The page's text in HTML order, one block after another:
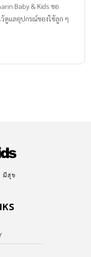
Baby & Kids ขอ
ดูแลอุปกรณ์ของใช้ลูก ๆ
เกอร์) เครื่องฆ่าเชื้อ+อบ
งานปังแค่ไหน จะมารีวิว
มีสุข